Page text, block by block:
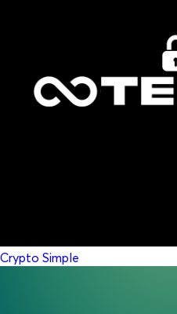
Crypto Simple